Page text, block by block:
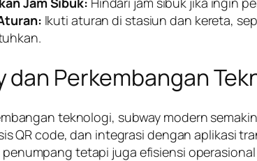
Ikuti aturan di stasiun dan kereta,
dan Perkembangan
teknologi, subway modern
QR code, dan integrasi dengan aplikasi
tetapi juga efisiensi